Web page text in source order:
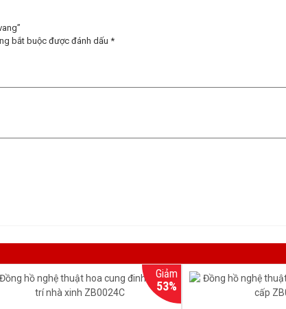
bắt buộc được đánh dấu *
Giảm
53%